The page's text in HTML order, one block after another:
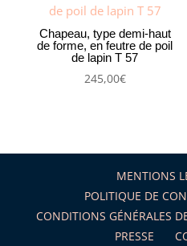
Chapeau, type demi-haut
de forme, en feutre de poil
de lapin T 57
245,00€
MENTIONS
POLITIQUE DE
CONDITIONS GÉNÉRALES
PRESSE